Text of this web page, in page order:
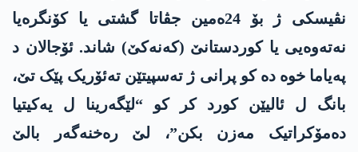
نڤیسکی ژ بۆ 24ەمین جڤاتا گشتی یا کۆنگرەیا
نەتەوەیی یا کوردستانێ (کەنەکێ) شاند. ئۆجالان د
پەیاما خوە دە کو پرانی ژ تەسپیتێن تەئۆریک پێک تێ،
بانگ ل ئالیێن کورد کر کو “لێگەرینا ل یەکیتیا
دەمۆکراتیک مەزن بکن”، لێ رەخنەگەر بالێ